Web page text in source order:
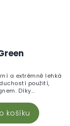
košíku
a extrémně lehká
použití,
Díky
potahu a
začátečníky i
připravené k